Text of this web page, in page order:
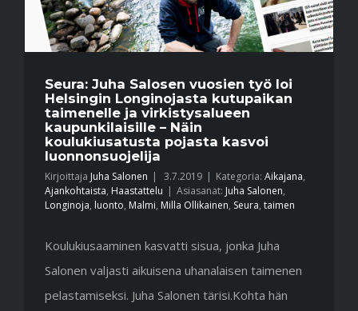
Seura: Juha Salosen vuosien työ loi
Helsingin Longinojasta kutupaikan
taimenelle ja virkistysalueen
kaupunkilaisille – Näin
koulukiusatusta pojasta kasvoi
luonnonsuojelija
Kirjoittaja Juha Salonen | 3.7.2019 | Kategoria: Aikajana,
Ajankohtaista, Haastattelu | Asiasanat: Juha Salonen,
Longinoja, luonto, Malmi, Milla Ollikainen, Seura, taimen
Koulukiusaaminen kasvatti sisua, jonka Juha
Salonen valjasti aikuisena uhanalaisen taimenen
pelastamiseksi. Juha Salonen tärisi.Kohta hän